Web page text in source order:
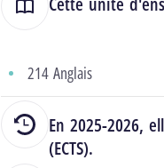
214 Anglais
En 2025-2026,
(ECTS).